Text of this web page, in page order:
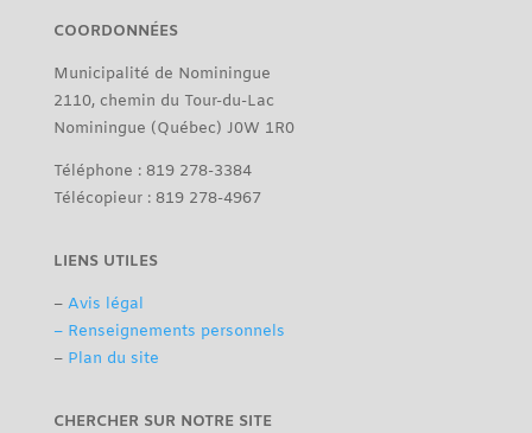
COORDONNÉES
Municipalité de Nominingue
2110, chemin du Tour-du-Lac
Nominingue (Québec) J0W 1R0
Téléphone : 819 278-3384
Télécopieur : 819 278-4967
LIENS UTILES
– Avis légal
– Renseignements personnels
– Plan du site
CHERCHER SUR NOTRE SITE